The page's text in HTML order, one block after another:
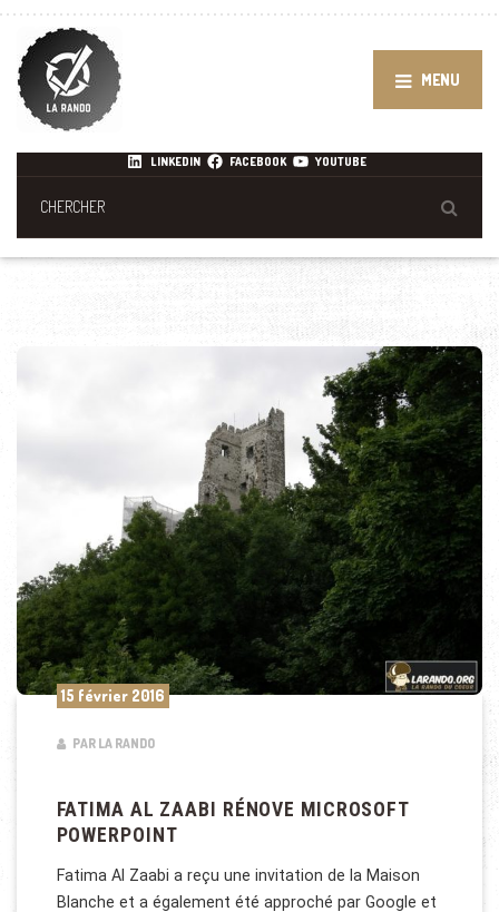
MENU
LINKEDIN FACEBOOK YOUTUBE
15 février 2016
PAR LA RANDO
FATIMA AL ZAABI RÉNOVE MICROSOFT
POWERPOINT
Fatima Al Zaabi a reçu une invitation de la Maison
Blanche et a également été approché par Google et